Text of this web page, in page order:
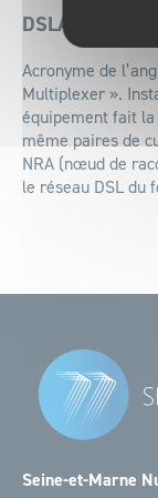
DSLAM
Acronyme de
Multiplexer ».
équipement fait
même paires de
NRA (nœud de
le réseau DSL du
Seine-et-Marne